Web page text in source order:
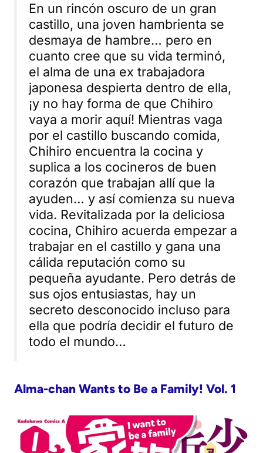
En un rincón oscuro de un gran
castillo, una joven hambrienta se
desmaya de hambre… pero en
cuanto cree que su vida terminó,
el alma de una ex trabajadora
japonesa despierta dentro de ella,
¡y no hay forma de que Chihiro
vaya a morir aquí! Mientras vaga
por el castillo buscando comida,
Chihiro encuentra la cocina y
suplica a los cocineros de buen
corazón que trabajan allí que la
ayuden… y así comienza su nueva
vida. Revitalizada por la deliciosa
cocina, Chihiro acuerda empezar a
trabajar en el castillo y gana una
cálida reputación como su
pequeña ayudante. Pero detrás de
sus ojos entusiastas, hay un
secreto desconocido incluso para
ella que podría decidir el futuro de
todo el mundo…
Alma-chan Wants to Be a Family! Vol. 1